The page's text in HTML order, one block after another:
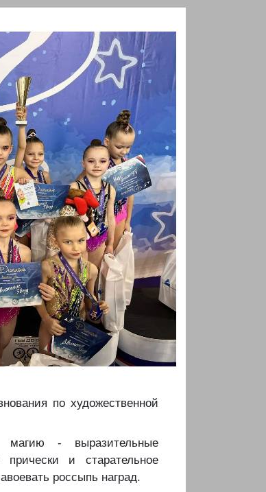
по художественной
магию - выразительные
и старательное
россыпь наград.